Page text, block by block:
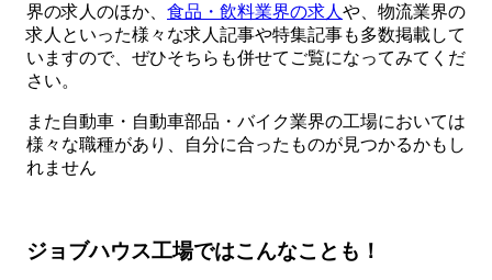
界の求人のほか、 食品・飲料業界の求人 や、物流業界の
求人といった様々な求人記事や特集記事も多数掲載して
いますので、ぜひそちらも併せてご覧になってみてくだ
さい。
また自動車・自動車部品・バイク業界の工場においては
様々な職種があり、自分に合ったものが見つかるかもし
れません
ジョブハウス工場ではこんなことも！